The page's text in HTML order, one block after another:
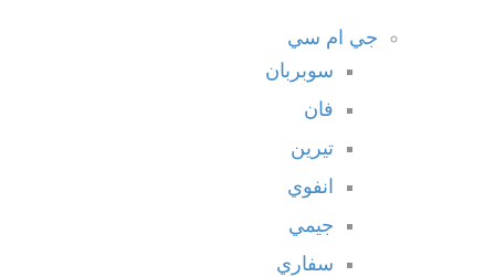
جي ام سي
سوبربان
فان
تيرين
انفوي
جيمي
سفاري